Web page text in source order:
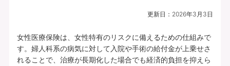
更新日： 2026年3月3日
女性医療保険は、女性特有のリスクに備えるための仕組みで
す。婦人科系の病気に対して入院や手術の給付金が上乗せさ
れることで、治療が長期化した場合でも経済的負担を抑えら